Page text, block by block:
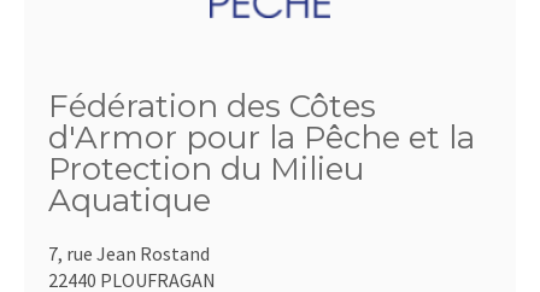
Fédération des Côtes
d'Armor pour la Pêche et la
Protection du Milieu
Aquatique
7, rue Jean Rostand
22440 PLOUFRAGAN